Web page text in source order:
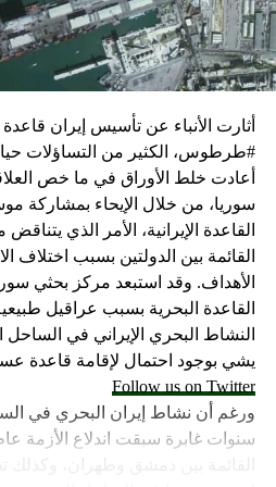
كما وقال بيان من مكتب نتنياهو إنه
الإسرائيلية في محور فيلادلفيا “لمنع
التسلح”.
وفي هذا السياق، قال الكاتب
جمال زقوت في حديث لـ”سكاي
حماس ليست عقبة في
القبيل تجني على الموقف
المعضلة الأساسية هي أن
الإسرائيلي والمنطقة للخطر.
حماس وافقت على الإطار
وقالت إنها وافقت على
حماس تدرك أن وقف إطلاق
والمنطقة.
أثارت الأنباء عن تأسيس إيران
#طرطوس، الكثير من التساؤلات حيال
أعادت خلط الأوراق في ما خص
سوريا، من خلال الإيحاء بمشاركة
القاعدة الإيرانية، الأمر الذي
القائمة بين الدولتين بسبب اختلاف
الأهداف. وقد استبعد مركز بحثي
القاعدة البحرية بسبب عراقيل
النشاط البحري الإيراني في الساحل
يشي بوجود احتمال لإقامة قاعدة
Follow us on Twitter
ورغم أن نشاط إيران البحري في